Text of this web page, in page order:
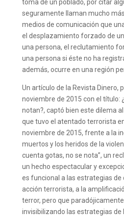
toma de un poblado, por citar
seguramente llaman mucho
medios de comunicación que
el desplazamiento forzado de
una persona, el reclutamiento
una persona si éste no ha
además, ocurre en una región
Un artículo de la Revista Dinero,
noviembre de 2015 con el título:
notan?, captó bien este dilema
que tuvo el atentado terrorista
noviembre de 2015, frente a la
muertos y los heridos de la
cuenta gotas, no se nota”, un
un hecho espectacular y
es funcional a las estrategias de
acción terrorista, a la
terror, pero que
invisibilizando las estrategias de